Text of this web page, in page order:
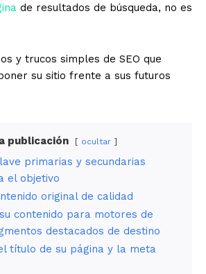
de resultados de búsqueda, no es
y trucos simples de SEO que
su sitio frente a sus futuros
publicación ocultar
primarias y secundarias
el objetivo
original de calidad
contenido para motores de
destacados de destino
título de su página y la meta